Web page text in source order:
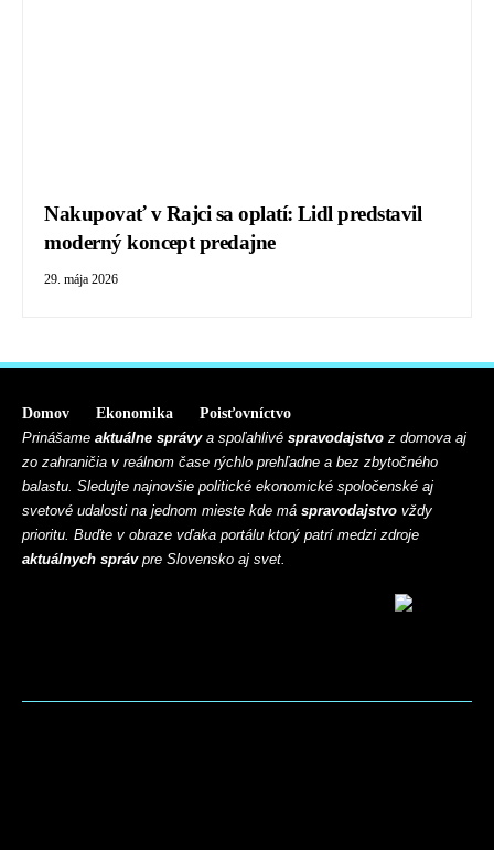
Nakupovať v Rajci sa oplatí: Lidl predstavil
moderný koncept predajne
29. mája 2026
Domov Ekonomika
Poisťovníctvo
Prinášame aktuálne správya spoľahlivé spravodajstvo z domova aj
zo zahraničia v reálnom čase rýchlo prehľadne a bez zbytočného
balastu. Sledujte najnovšie politické ekonomické spoločenské aj
svetové udalosti na jednom mieste kde má spravodajstvo vždy
prioritu. Buďte v obraze vďaka portálu ktorý patrí medzi zdroje
aktuálnych správpre Slovensko aj svet.